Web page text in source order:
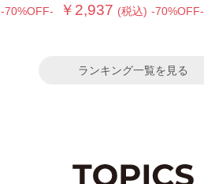
-70%OFF- ￥2,937 (税込) -70%OFF-
ランキング一覧を見る